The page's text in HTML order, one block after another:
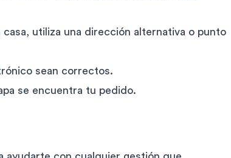
casa, utiliza una dirección alternativa o punto
sean correctos.
se encuentra tu pedido.